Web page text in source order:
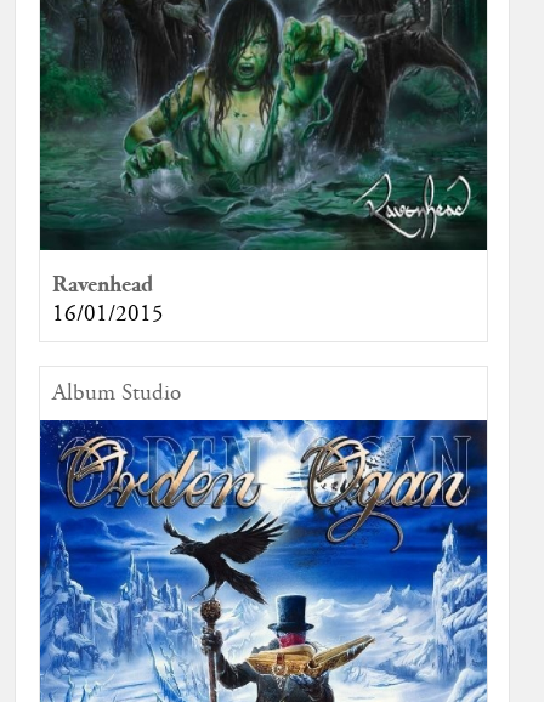
Ravenhead
16/01/2015
Album Studio